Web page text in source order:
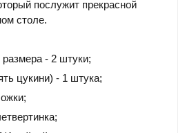
послужит прекрасной
столе.
размера - 2 штуки;
цукини) - 1 штука;